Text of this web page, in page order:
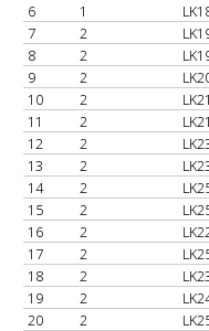
6
1
7
2
8
2
9
2
10
2
11
2
12
2
13
2
14
2
15
2
16
2
17
2
18
2
19
2
20
2